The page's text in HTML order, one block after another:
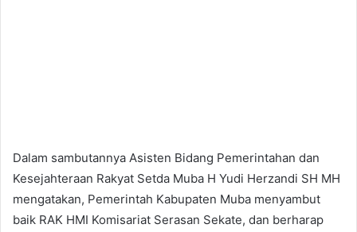
Dalam sambutannya Asisten Bidang Pemerintahan dan
Kesejahteraan Rakyat Setda Muba H Yudi Herzandi SH MH
mengatakan, Pemerintah Kabupaten Muba menyambut
baik RAK HMI Komisariat Serasan Sekate, dan berharap